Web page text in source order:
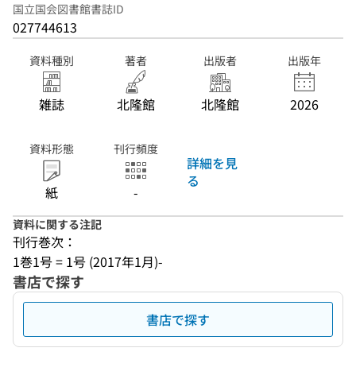
国立国会図書館書誌ID
027744613
資料種別
雑誌
著者
北隆館
出版者
北隆館
出版年
2026
資料形態
紙
刊行頻度
-
詳細を見
る
資料に関する注記
刊行巻次：
1巻1号 = 1号 (2017年1月)-
書店で探す
書店で探す